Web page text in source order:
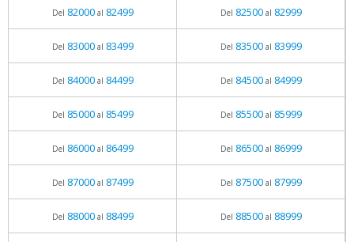
Del 82000al 82499 Del 82500al 82999
Del 83000al 83499 Del 83500al 83999
Del 84000al 84499 Del 84500al 84999
Del 85000al 85499 Del 85500al 85999
Del 86000al 86499 Del 86500al 86999
Del 87000al 87499 Del 87500al 87999
Del 88000al 88499 Del 88500al 88999